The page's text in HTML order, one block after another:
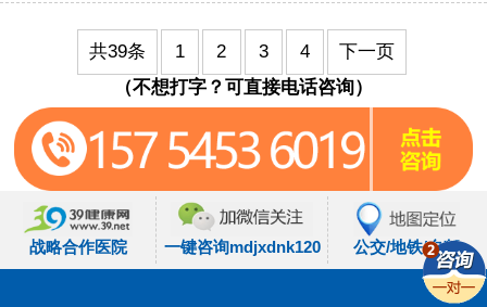
共39条 1 2 3 4
下一页
（不想打字？可直接电话咨询）
战略合作医院 一键咨询mdjxdnk120 公交/地铁/自驾